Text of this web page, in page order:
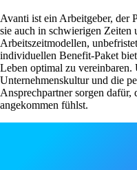
Avanti ist ein Arbeitgeber, der
sie auch in schwierigen
Arbeitszeitmodellen,
individuellen Benefit-Paket
Leben optimal zu vereinbaren.
Unternehmenskultur und die
Ansprechpartner sorgen
angekommen fühlst.